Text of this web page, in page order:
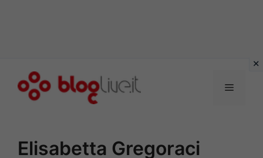
Menu
Elisabetta Gregoraci